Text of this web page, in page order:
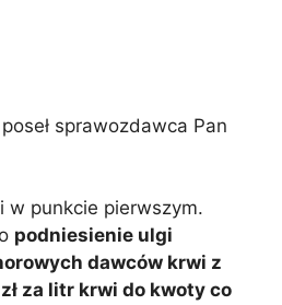
sprawozdawca Pan
w punkcie pierwszym.
podniesienie ulgi
dawców krwi z
za litr krwi do kwoty co